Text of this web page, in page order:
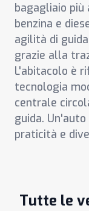
bagagliaio più
benzina e
agilità di
grazie alla
L'abitacolo è
tecnologia
centrale
guida.
praticità e
Tutte le